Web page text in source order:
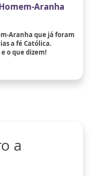
Aranha
Aranha que já foram
a fé Católica.
o que dizem!
a